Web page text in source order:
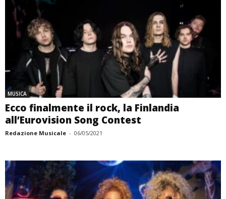
MUSICA
Ecco finalmente il rock, la Finlandia
all’Eurovision Song Contest
Redazione Musicale - 06/05/2021